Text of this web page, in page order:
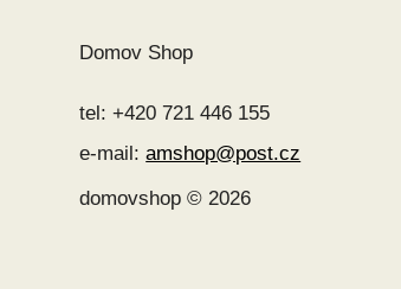
Domov Shop
tel: +420 721 446 155
e-mail:amshop@post.cz
domovshop © 2026